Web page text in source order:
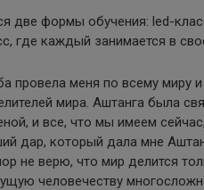
две формы обучения: led-
где каждый занимается в
провела меня по всему миру
мира. Аштанга была
и все, что мы имеем
дар, который дала мне
не верю, что мир делится
человечеству